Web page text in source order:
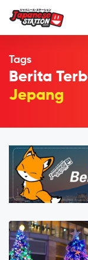
Tags
Berita
Jepang